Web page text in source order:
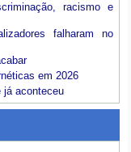
racismo e
falharam no
em 2026
já aconteceu